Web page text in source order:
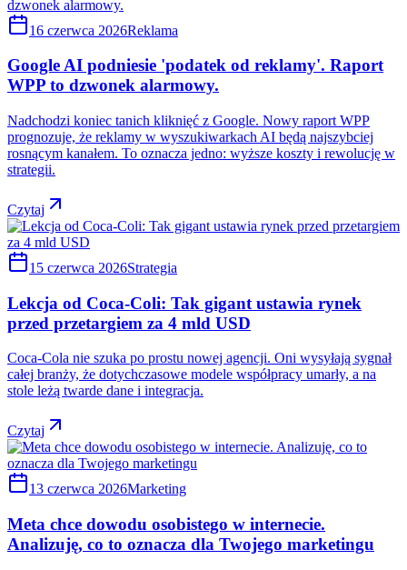
16 czerwca 2026Reklama
Google AI podniesie 'podatek od reklamy'. Raport
WPP to dzwonek alarmowy.
Nadchodzi koniec tanich kliknięć z Google. Nowy raport WPP
prognozuje, że reklamy w wyszukiwarkach AI będą najszybciej
rosnącym kanałem. To oznacza jedno: wyższe koszty i rewolucję w
strategii.
Czytaj
15 czerwca 2026Strategia
Lekcja od Coca-Coli: Tak gigant ustawia rynek
przed przetargiem za 4 mld USD
Coca-Cola nie szuka po prostu nowej agencji. Oni wysyłają sygnał
całej branży, że dotychczasowe modele współpracy umarły, a na
stole leżą twarde dane i integracja.
Czytaj
13 czerwca 2026Marketing
Meta chce dowodu osobistego w internecie.
Analizuję, co to oznacza dla Twojego marketingu